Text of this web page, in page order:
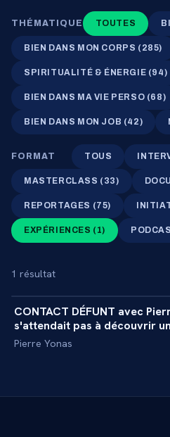
THÉMATIQUE TOUTES
BIEN DANS MON CORPS ( 285)
SPIRITUALITÉ & ÉNERGIE (94)
BIEN DANS MA VIE PERSO (68)
BIEN DANS MON JOB (42)
FORMAT TOUS
MASTERCLASS ( 33)
REPORTAGES (75)
EXPÉRIENCES ( 1)
1 résultat
EXPÉRIENCE
CONTACT DÉFUNT avec
s'attendait pas à découvrir
Pierre Yonas